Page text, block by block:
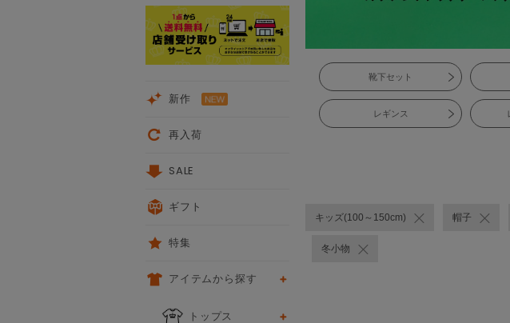
靴下セット
レギンス
キッズ(100～150cm) 帽子
冬小物
新作
再入荷
SALE
ギフト
特集
アイテムから探す
トップス